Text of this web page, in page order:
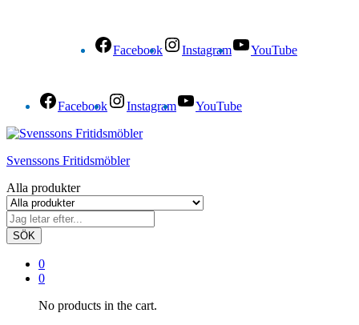
Facebook Instagram YouTube
Facebook Instagram YouTube
Svenssons Fritidsmöbler
Alla produkter
SÖK
0
0
No products in the cart.